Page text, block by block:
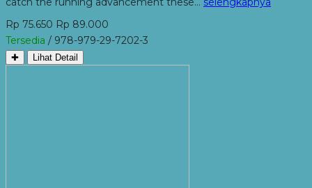
Rp 75.650 Rp 89.000
Tersedia / 978-979-29-7202-3
✚ Lihat Detail